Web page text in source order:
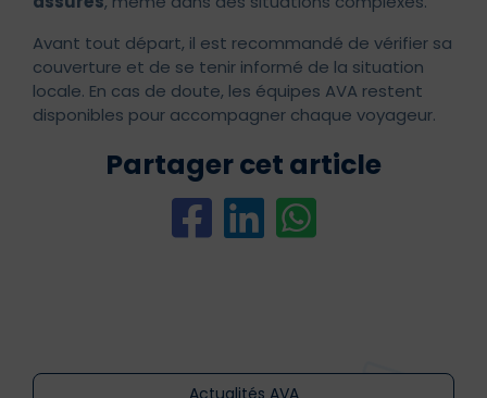
Avant tout départ, il est recommandé de vérifier sa
couverture et de se tenir informé de la situation
locale. En cas de doute, les équipes AVA restent
disponibles pour accompagner chaque voyageur.
Partager cet article
Actualités AVA